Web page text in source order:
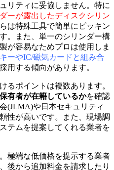
リティに妥協しません。特に
ーが露出したディスクシリン
は特殊工具で簡単にピッキン
。また、単一のシリンダー構
が容易なためプロは使用しま
ーやIC/磁気カードと組み合
用する傾向があります。
るポイントは複数あります。
有者が在籍しているかを確認
(JLMA)や日本セキュリティ
性が高いです。また、現場調
テムを提案してくれる業者を
極端な低価格を提示する業者
後から追加料金を請求したり